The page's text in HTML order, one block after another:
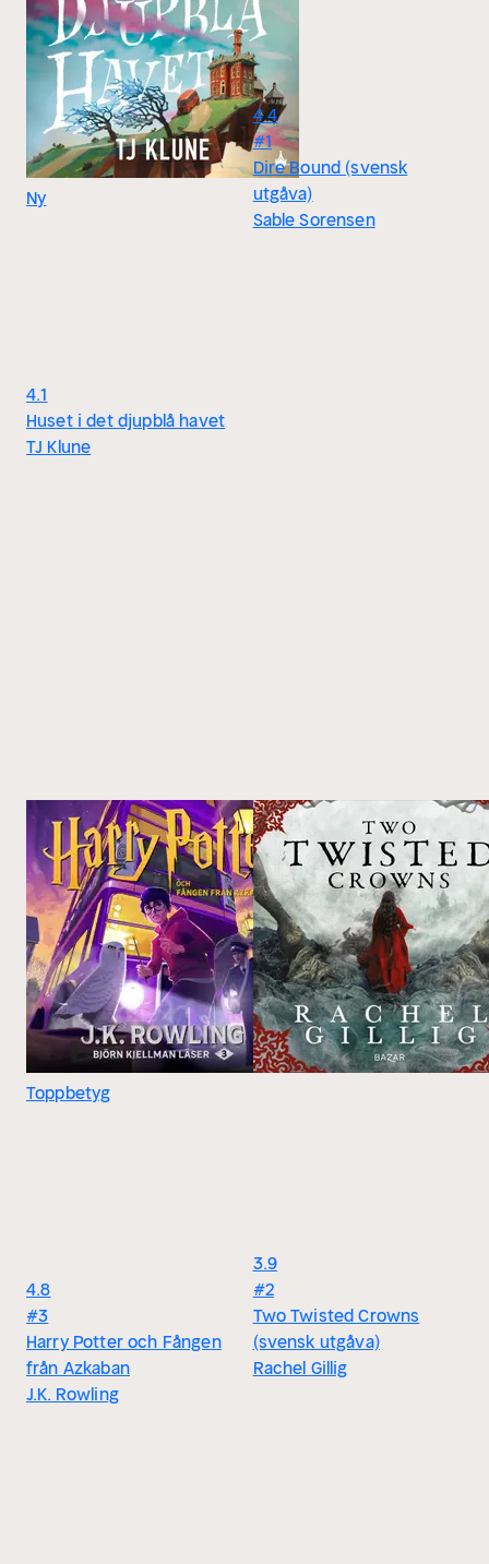
Ny
4.1
Huset i det djupblå havet
TJ Klune
4.4
#1
Dire Bound (svensk
utgåva)
Sable Sorensen
Toppbetyg
4.8
#3
Harry Potter och Fången
från Azkaban
J.K. Rowling
3.9
#2
Two Twisted Crowns
(svensk utgåva)
Rachel Gillig